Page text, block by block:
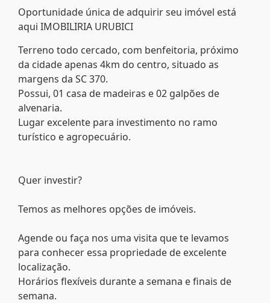
Oportunidade única de adquirir seu imóvel está
aqui IMOBILIRIA URUBICI
Terreno todo cercado, com benfeitoria, próximo
da cidade apenas 4km do centro, situado as
margens da SC 370.
Possui, 01 casa de madeiras e 02 galpões de
alvenaria.
Lugar excelente para investimento no ramo
turístico e agropecuário.
Quer investir?
Temos as melhores opções de imóveis.
Agende ou faça nos uma visita que te levamos
para conhecer essa propriedade de excelente
localização.
Horários flexíveis durante a semana e finais de
semana.